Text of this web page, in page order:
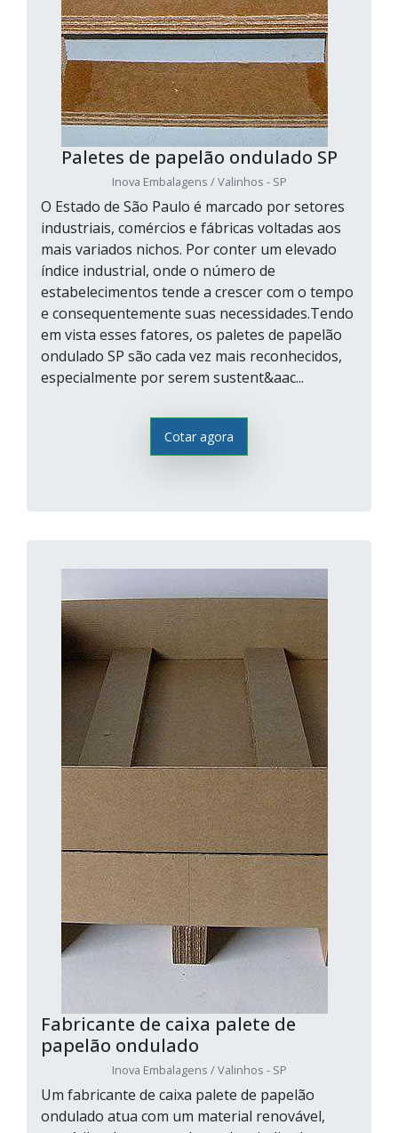
Paletes de papelão ondulado SP
Inova Embalagens / Valinhos - SP
O Estado de São Paulo é marcado por setores
industriais, comércios e fábricas voltadas aos
mais variados nichos. Por conter um elevado
índice industrial, onde o número de
estabelecimentos tende a crescer com o tempo
e consequentemente suas necessidades.Tendo
em vista esses fatores, os paletes de papelão
ondulado SP são cada vez mais reconhecidos,
especialmente por serem sustent&aac...
Cotar agora
Fabricante de caixa palete de
papelão ondulado
Inova Embalagens / Valinhos - SP
Um fabricante de caixa palete de papelão
ondulado atua com um material renovável,